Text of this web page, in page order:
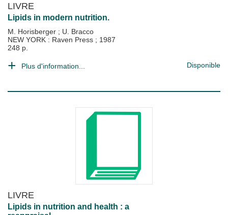
LIVRE
Lipids in modern nutrition.
M. Horisberger ; U. Bracco
NEW YORK : Raven Press ; 1987
248 p.
Plus d'information... Disponible
LIVRE
Lipids in nutrition and health : a